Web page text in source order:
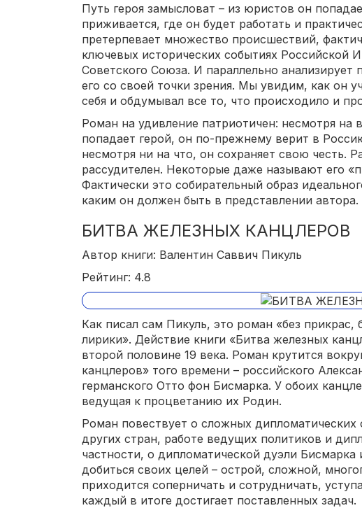
Путь героя замысловат – из юристов он
приживается, где он будет работать и
претерпевает множество происшествий,
ключевых исторических событиях Российской
Советского Союза. И параллельно анализирует
его со своей точки зрения. Мы увидим, как он
себя и обдумывал все то, что происходило и
Роман на удивление патриотичен: несмотря на
попадает герой, он по-прежнему верит в
несмотря ни на что, он сохраняет свою честь.
рассудителен. Некоторые даже называют его
Фактически это собирательный образ
каким он должен быть в представлении автора.
БИТВА ЖЕЛЕЗНЫХ КАНЦЛЕРОВ
Автор книги: Валентин Саввич Пикуль
Рейтинг: 4.8
Как писал сам Пикуль, это роман «без прикрас,
лирики». Действие книги «Битва железных
второй половине 19 века. Роман крутится
канцлеров» того времени – российского
германского Отто фон Бисмарка. У обоих
ведущая к процветанию их Родин.
Роман повествует о сложных
других стран, работе ведущих политиков и
частности, о дипломатической дуэли Бисмарка
добиться своих целей – острой, сложной,
приходится соперничать и сотрудничать,
каждый в итоге достигает поставленных задач.